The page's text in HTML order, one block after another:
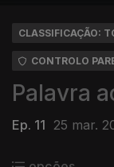
CLASSIFICAÇÃO:
CONTROLO
Palavra
Ep. 11 25 mar.